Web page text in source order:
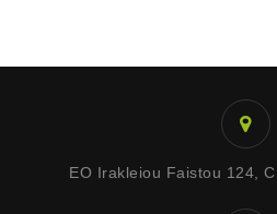
EO Irakleiou Faistou 124,